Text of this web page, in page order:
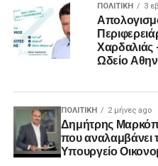
ΠΟΛΙΤΙΚΉ 3
Χαρδαλιάς
Ωδείο
ΠΟΛΙΤΙΚΉ 2 μήνες ago
Δημήτρης
που αναλαμβάνει
Υπουργείο